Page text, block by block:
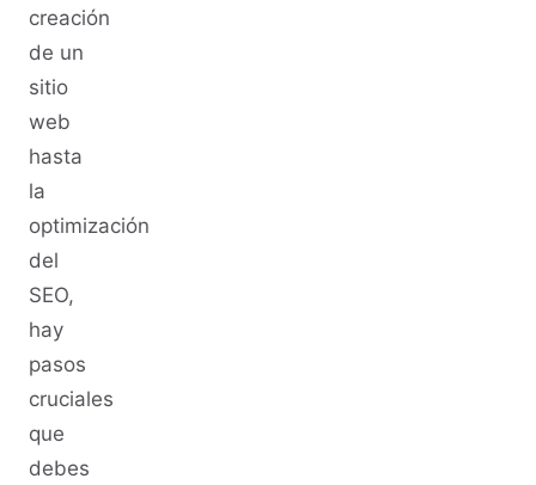
creación
de un
sitio
web
hasta
la
optimización
del
SEO,
hay
pasos
cruciales
que
debes